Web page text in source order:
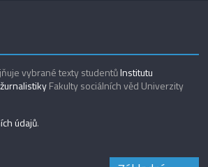
vybrané texty studentůInstitutu
Fakulty sociálních věd Univerzity
údajů.